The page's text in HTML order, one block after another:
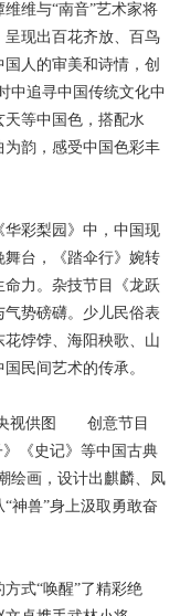
维与“南音”艺术家将
现出百花齐放、百鸟
人的审美和诗情，创
中追寻中国传统文化中
天等中国色，搭配水
韵，感受中国色彩丰
彩梨园》中，中国现
台，《踏伞行》婉转
力。杂技节目《龙跃
势磅礴。少儿民俗表
饽饽、海阳秧歌、山
民间艺术的传承。
央视供图 创意节目
》《史记》等中国古典
绘画，设计出麒麟、凤
神兽”身上汲取勇敢奋
式“唤醒”了精彩绝